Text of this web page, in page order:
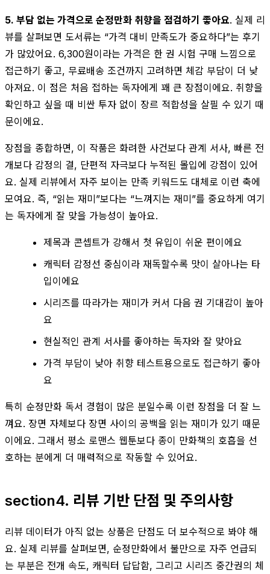
5. 부담 없는 가격으로 순정만화 취향을 점검하기 좋아요. 실제 리
뷰를 살펴보면 도서류는 “가격 대비 만족도가 중요하다”는 후기
가 많았어요. 6,300원이라는 가격은 한 권 시험 구매 느낌으로
접근하기 좋고, 무료배송 조건까지 고려하면 체감 부담이 더 낮
아져요. 이 점은 처음 접하는 독자에게 꽤 큰 장점이에요. 취향을
확인하고 싶을 때 비싼 투자 없이 장르 적합성을 살필 수 있기 때
문이에요.
장점을 종합하면, 이 작품은 화려한 사건보다 관계 서사, 빠른 전
개보다 감정의 결, 단편적 자극보다 누적된 몰입에 강점이 있어
요. 실제 리뷰에서 자주 보이는 만족 키워드도 대체로 이런 축에
모여요. 즉, “읽는 재미”보다는 “느껴지는 재미”를 중요하게 여기
는 독자에게 잘 맞을 가능성이 높아요.
제목과 콘셉트가 강해서 첫 유입이 쉬운 편이에요
캐릭터 감정선 중심이라 재독할수록 맛이 살아나는 타
입이에요
시리즈를 따라가는 재미가 커서 다음 권 기대감이 높아
요
현실적인 관계 서사를 좋아하는 독자와 잘 맞아요
가격 부담이 낮아 취향 테스트용으로도 접근하기 좋아
요
특히 순정만화 독서 경험이 많은 분일수록 이런 장점을 더 잘 느
껴요. 장면 자체보다 장면 사이의 공백을 읽는 재미가 있기 때문
이에요. 그래서 평소 로맨스 웹툰보다 종이 만화책의 호흡을 선
호하는 분에게 더 매력적으로 작동할 수 있어요.
section4. 리뷰 기반 단점 및 주의사항
리뷰 데이터가 아직 없는 상품은 단점도 더 보수적으로 봐야 해
요. 실제 리뷰를 살펴보면, 순정만화에서 불만으로 자주 언급되
는 부분은 전개 속도, 캐릭터 답답함, 그리고 시리즈 중간권의 체